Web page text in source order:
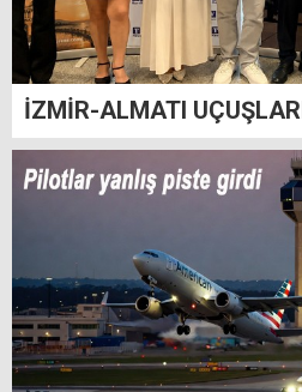
İZMİR-ALMATI